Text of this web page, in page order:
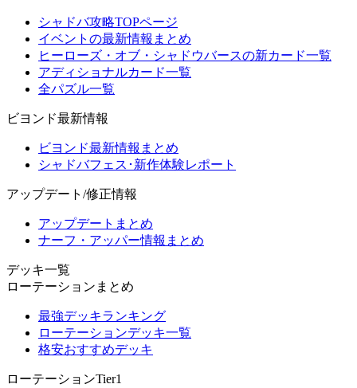
シャドバ攻略TOPページ
イベントの最新情報まとめ
ヒーローズ・オブ・シャドウバースの新カード一覧
アディショナルカード一覧
全パズル一覧
ビヨンド最新情報
ビヨンド最新情報まとめ
シャドバフェス･新作体験レポート
アップデート/修正情報
アップデートまとめ
ナーフ・アッパー情報まとめ
デッキ一覧
ローテーションまとめ
最強デッキランキング
ローテーションデッキ一覧
格安おすすめデッキ
ローテーションTier1